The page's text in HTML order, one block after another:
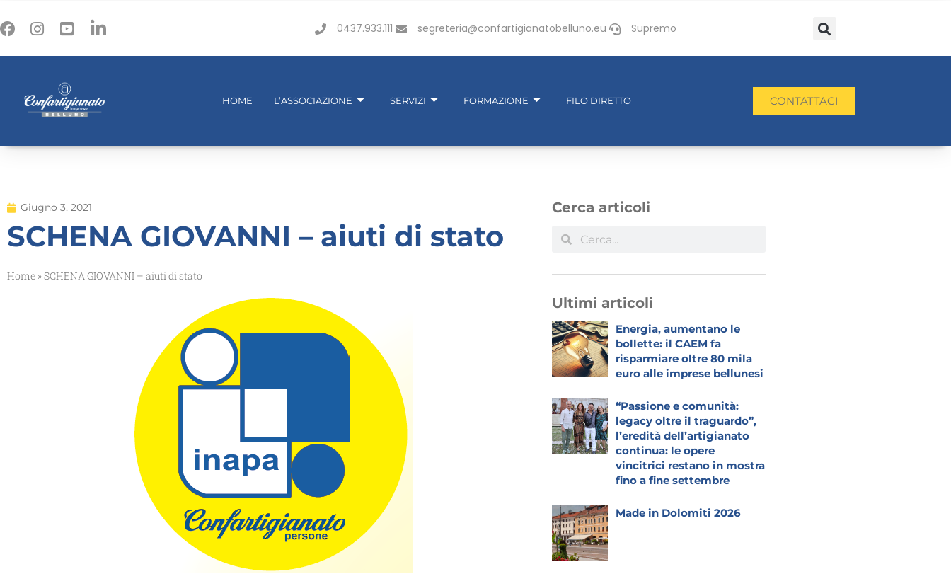
0437.933.111 segreteria@confartigianatobelluno.eu Supremo
HOME L’ASSOCIAZIONE SERVIZI FORMAZIONE FILO DIRETTO CONTATTACI
Giugno 3, 2021
SCHENA GIOVANNI – aiuti di stato
Home »SCHENA GIOVANNI – aiuti di stato
Cerca articoli
Ultimi articoli
Energia, aumentano le
bollette: il CAEM fa
risparmiare oltre 80 mila
euro alle imprese bellunesi
“Passione e comunità:
legacy oltre il traguardo”,
l’eredità dell’artigianato
continua: le opere
vincitrici restano in mostra
fino a fine settembre
Made in Dolomiti 2026